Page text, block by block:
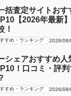
括査定サイトおす
【2026年最新
！
すめ・ランキング 2026/08/
シェアおすすめ人
！口コミ・評
すめ・ランキング 2026/08/